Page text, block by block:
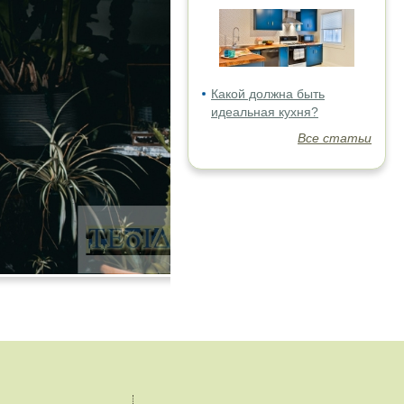
Какой должна быть
идеальная кухня?
Все статьи